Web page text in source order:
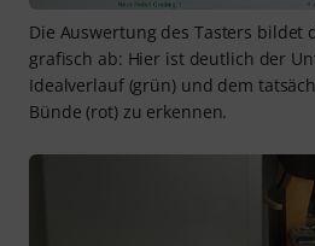
Die Auswertung des Tasters bildet
grafisch ab: Hier ist deutlich der
Idealverlauf (grün) und dem
Bünde (rot) zu erkennen.